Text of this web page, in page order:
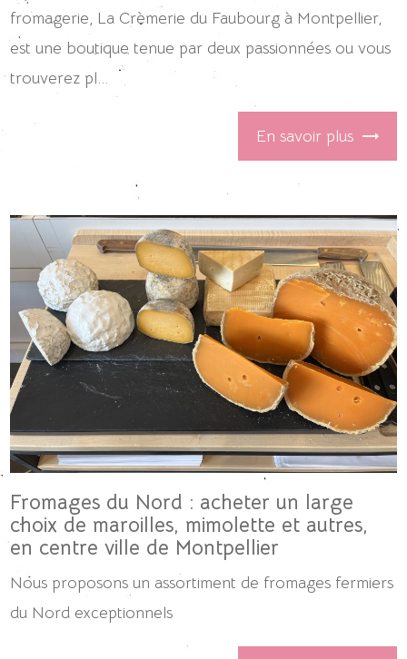
fromagerie, La Crèmerie du Faubourg à Montpellier,
est une boutique tenue par deux passionnées ou vous
trouverez pl...
En savoir plus
Fromages du Nord : acheter un large
choix de maroilles, mimolette et autres,
en centre ville de Montpellier
Nous proposons un assortiment de fromages fermiers
du Nord exceptionnels